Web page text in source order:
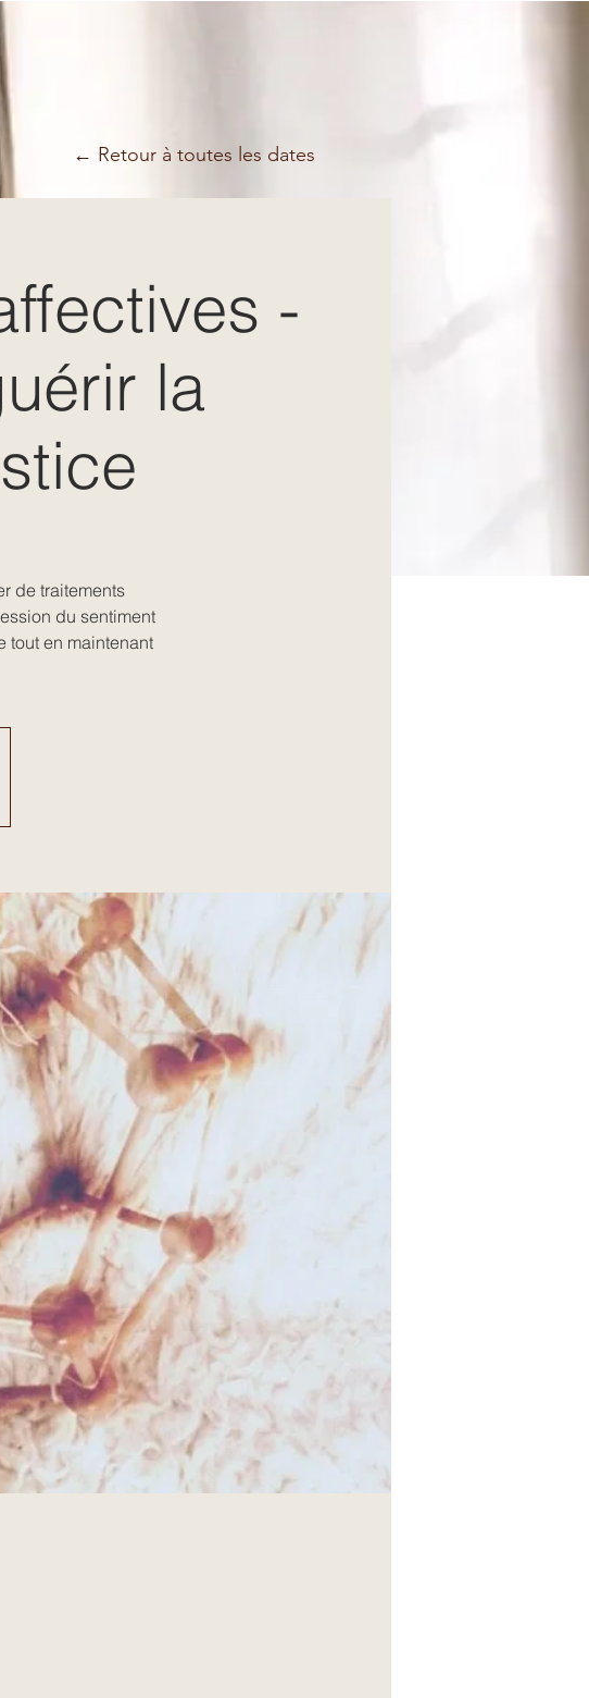
-
la
de traitements
du sentiment
tout en maintenant
← Retour à toutes les dates